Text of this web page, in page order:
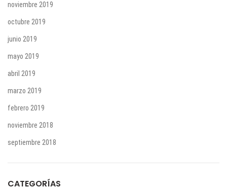
noviembre 2019
octubre 2019
junio 2019
mayo 2019
abril 2019
marzo 2019
febrero 2019
noviembre 2018
septiembre 2018
CATEGORÍAS